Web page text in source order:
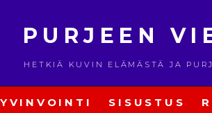
PURJEEN
HETKIÄ KUVIN ELÄMÄSTÄ JA
SISUSTUS